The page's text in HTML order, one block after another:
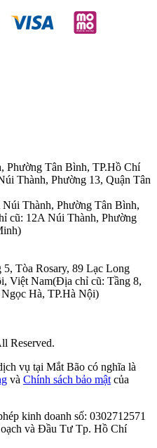
Phường Tân Bình, TP.Hồ Chí
Thành, Phường 13, Quận Tân
Núi Thành, Phường Tân Bình,
cũ: 12A Núi Thành, Phường
5, Tòa Rosary, 89 Lạc Long
Việt Nam(Địa chỉ cũ: Tầng 8,
Hà, TP.Hà Nội)
Reserved.
vụ tại Mắt Bão có nghĩa là
và Chính sách bảo mật của
kinh doanh số: 0302712571
và Đầu Tư Tp. Hồ Chí